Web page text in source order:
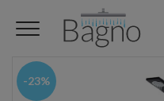
-23%